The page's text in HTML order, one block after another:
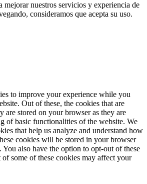
mejorar nuestros servicios y experiencia de
consideramos que acepta su uso.
to improve your experience while you
Out of these, the cookies that are
are stored on your browser as they are
of basic functionalities of the website. We
that help us analyze and understand how
cookies will be stored in your browser
also have the option to opt-out of these
some of these cookies may affect your